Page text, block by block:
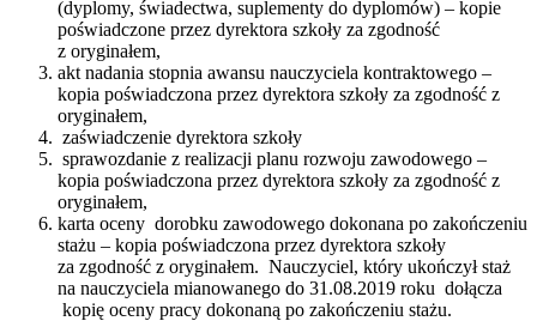
(dyplomy, świadectwa, suplementy do dyplomów) – kopie
poświadczone przez dyrektora szkoły za zgodność
z oryginałem,
akt nadania stopnia awansu nauczyciela kontraktowego –
kopia poświadczona przez dyrektora szkoły za zgodność z
oryginałem,
zaświadczenie dyrektora szkoły
sprawozdanie z realizacji planu rozwoju zawodowego –
kopia poświadczona przez dyrektora szkoły za zgodność z
oryginałem,
karta oceny dorobku zawodowego dokonana po zakończeniu
stażu – kopia poświadczona przez dyrektora szkoły
za zgodność z oryginałem. Nauczyciel, który ukończył staż
na nauczyciela mianowanego do 31.08.2019 roku dołącza
kopię oceny pracy dokonaną po zakończeniu stażu.